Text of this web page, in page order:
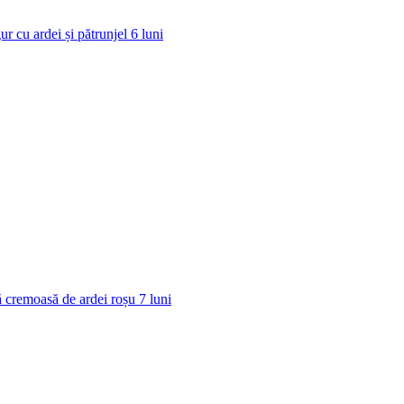
cu ardei și pătrunjel 6 luni
cremoasă de ardei roșu 7 luni